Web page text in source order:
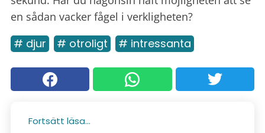
en sådan vacker fågel i verkligheten?
# djur # otroligt # intressanta
Fortsätt läsa...